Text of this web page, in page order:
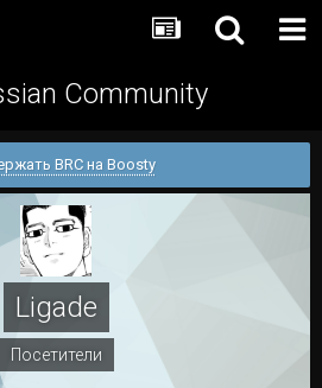
Community
BRC на Boosty
Ligade
Посетители